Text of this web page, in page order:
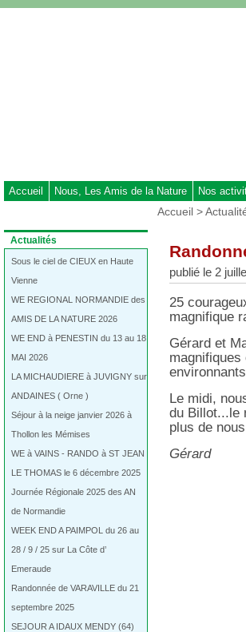
à
la
Accueil Nous, Les Amis de la Nature Nos
Dans
la
rubrique
Actualités
Sous le ciel de CIEUX en Haute
Vienne
WE REGIONAL NORMANDIE des
AMIS DE LA NATURE 2026
WE END à PENESTIN du 13 au 18
MAI 2026
LA MICHAUDIERE à JUVIGNY sur
ANDAINES ( Orne )
Séjour à la neige janvier 2026 à
Thollon les Mémises
WE à VAINS - RANDO à ST JEAN
LE THOMAS le 6 décembre 2025
Journée Régionale 2025 des AN
de Normandie
WEEK END A PAIMPOL du 26 au
28 / 9 / 25 sur La Côte d’
Emeraude
Randonnée de VARAVILLE du 21
septembre 2025
SEJOUR A IDAUX MENDY (64)
Vous
Accueil >
publié le 2
25
magnifique
Gérard et
Le midi,
du Billot...le
plus de
Gérard